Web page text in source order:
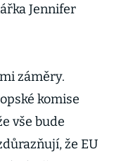
Jennifer
záměry.
komise
vše bude
že EU